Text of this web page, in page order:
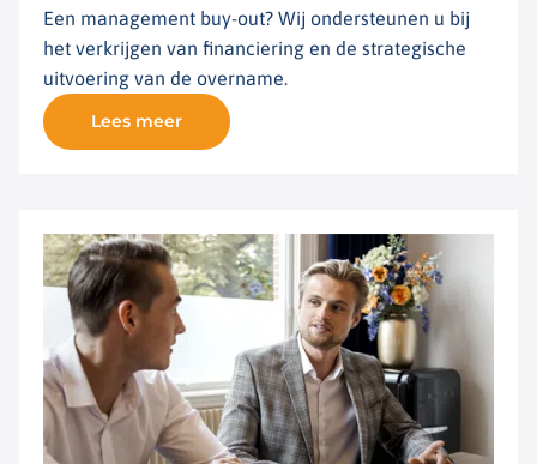
Een management buy-out? Wij ondersteunen u bij
het verkrijgen van financiering en de strategische
uitvoering van de overname.
Lees meer